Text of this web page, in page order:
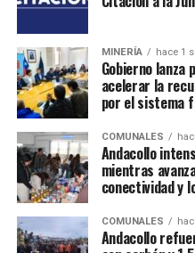
MINERÍA hace 1
Gobierno lanza
acelerar la
por el sistema
COMUNALES
Andacollo
mientras
conectividad y
COMUNALES
Andacollo